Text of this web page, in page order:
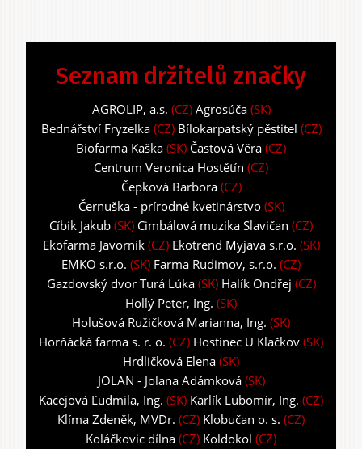
Seznam držitelů značky
AGROLIP, a.s. (CZ) Agrosúča(SK)
Bednářství Fryzelka(CZ) Bílokarpatský pěstitel (CZ)
Biofarma Kaška (SK) Častová Věra (CZ)
Centrum Veronica Hostětín (CZ)
Čepková Barbora(CZ)
Černuška - prírodné kvetinárstvo(SK)
Cíbik Jakub (SK) Cimbálová muzika Slavičan (CZ)
Ekofarma Javorník(CZ) Ekotrend Myjava s.r.o. (SK)
EMKO s.r.o. (SK) Farma Rudimov, s.r.o. (CZ)
Gazdovský dvor Turá Lúka(SK) Halík Ondřej (CZ)
Hollý Peter, Ing. (SK)
Holušová Ružičková Marianna, Ing. (SK)
Horňácká farma s. r. o. (CZ) Hostinec U Klačkov (SK)
Hrdličková Elena (SK)
JOLAN - Jolana Adámková(SK)
Kacejová Ľudmila, Ing. (SK) Karlík Lubomír, Ing. (CZ)
Klíma Zdeněk, MVDr. (CZ) Klobučan o. s. (CZ)
Koláčkovic dílna (CZ) Koldokol (CZ)